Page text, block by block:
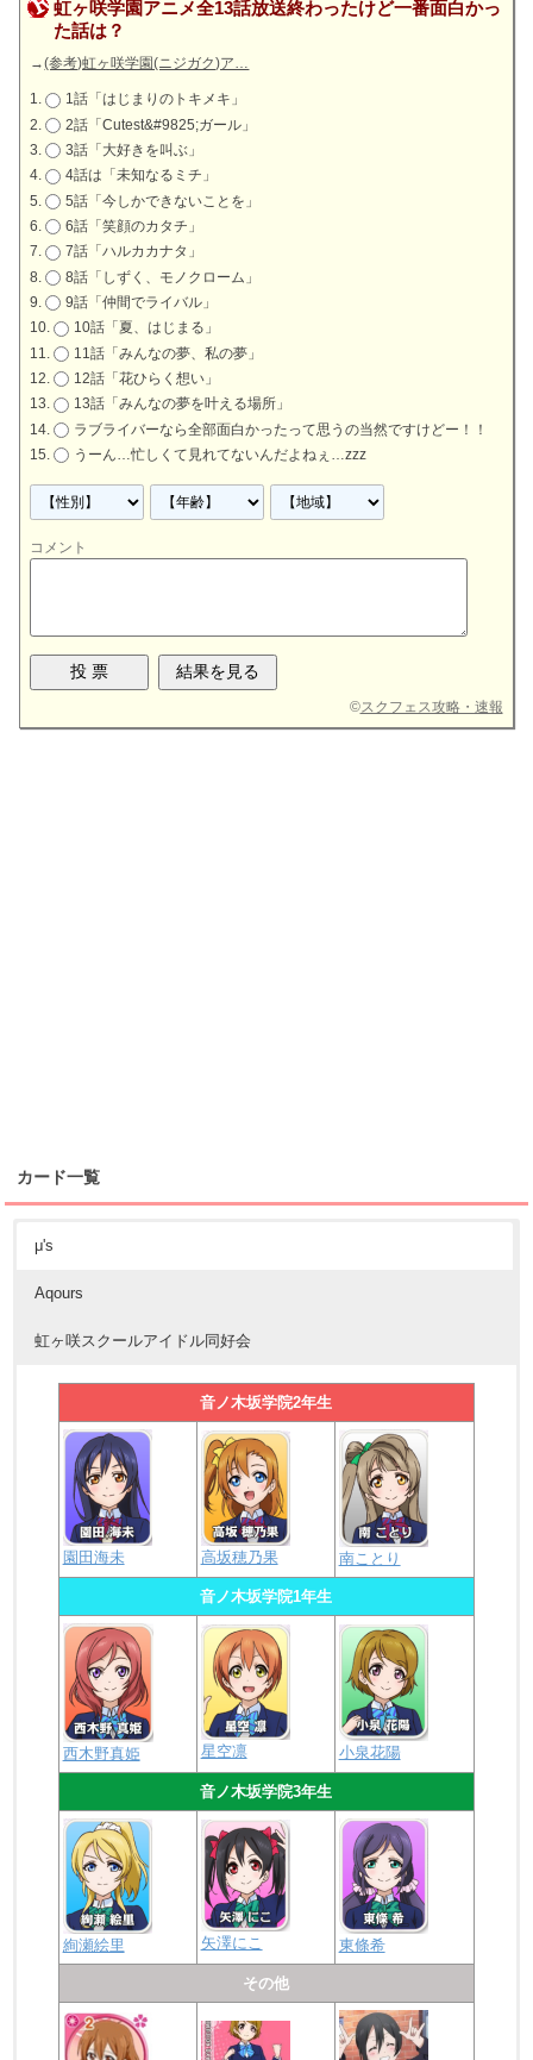
虹ヶ咲学園アニメ全13話放送終わったけど一番面白かっ
た話は？
→(参考)虹ヶ咲学園(ニジガク)ア…
1話「はじまりのトキメキ」
2話「Cutest&#9825;ガール」
3話「大好きを叫ぶ」
4話は「未知なるミチ」
5話「今しかできないことを」
6話「笑顔のカタチ」
7話「ハルカカナタ」
8話「しずく、モノクローム」
9話「仲間でライバル」
10話「夏、はじまる」
11話「みんなの夢、私の夢」
12話「花ひらく想い」
13話「みんなの夢を叶える場所」
ラブライバーなら全部面白かったって思うの当然ですけどー！！
うーん…忙しくて見れてないんだよねぇ…zzz
コメント
©スクフェス攻略・速報
カード一覧
μ's
Aqours
虹ヶ咲スクールアイドル同好会
音ノ木坂学院2年生
園田海未 高坂穂乃果 南ことり
音ノ木坂学院1年生
西木野真姫 星空凛 小泉花陽
音ノ木坂学院3年生
絢瀬絵里 矢澤にこ 東條希
その他